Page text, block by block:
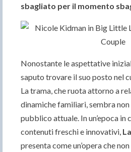
sbagliato per il momento
Nonostante le aspettative
saputo trovare il suo posto nel
La trama, che ruota attorno a
dinamiche familiari, sembra
pubblico attuale. In un’epoca in
contenuti freschi e innovativi,
presenta come un’opera che